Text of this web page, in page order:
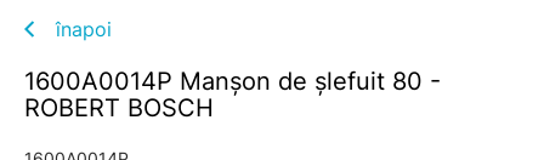
înapoi
1600A0014P Manşon de şlefuit 80 -
ROBERT BOSCH